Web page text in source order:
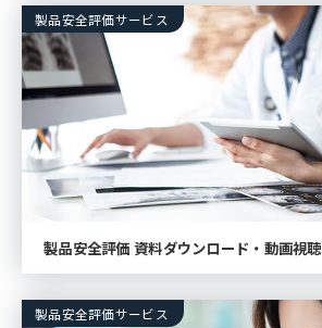
製品安全評価サービス
製品安全評価 資料ダウンロード・動画視聴
製品安全評価サービス